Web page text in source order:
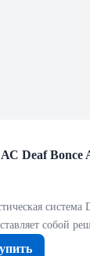
Deaf Bonce
система
собой